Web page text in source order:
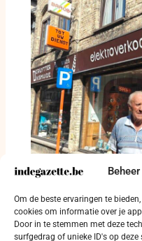
Om de beste ervaringen te
cookies om informatie over je
Door in te stemmen met deze
surfgedrag of unieke ID's op
In de winkel van
eeuw op de
14 juli 2026